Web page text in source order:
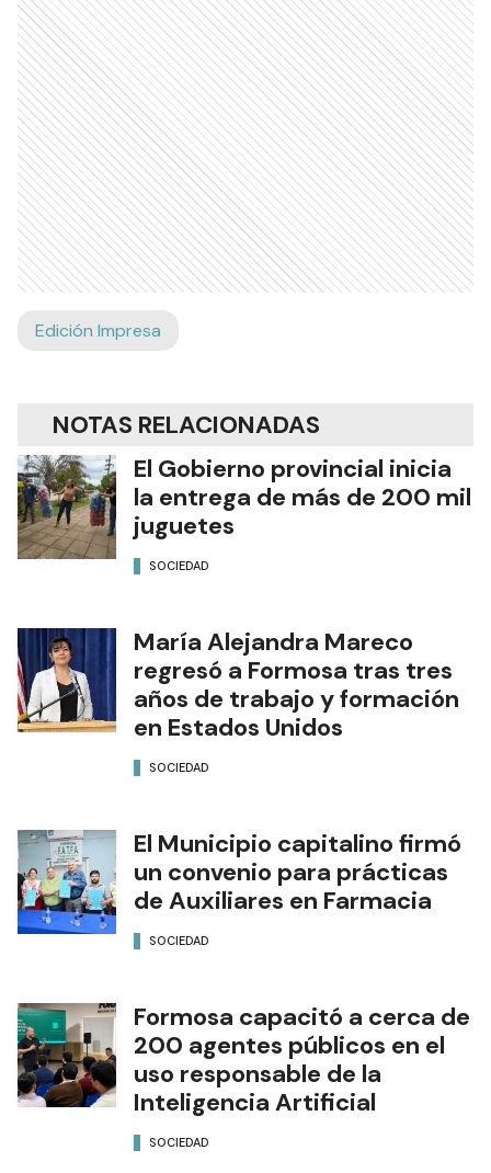
Edición Impresa
NOTAS RELACIONADAS
El Gobierno provincial inicia
la entrega de más de 200 mil
juguetes
SOCIEDAD
María Alejandra Mareco
regresó a Formosa tras tres
años de trabajo y formación
en Estados Unidos
SOCIEDAD
El Municipio capitalino firmó
un convenio para prácticas
de Auxiliares en Farmacia
SOCIEDAD
Formosa capacitó a cerca de
200 agentes públicos en el
uso responsable de la
Inteligencia Artificial
SOCIEDAD